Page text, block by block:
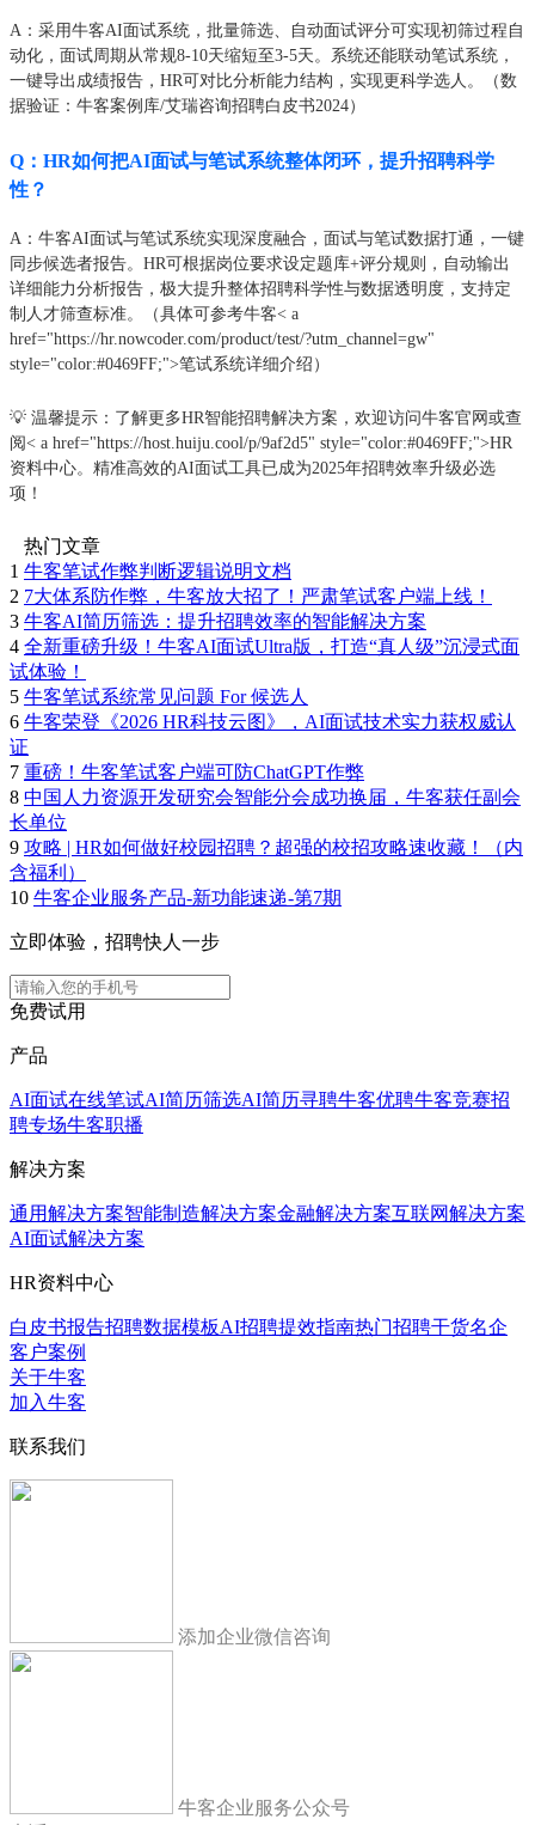
A：采用牛客AI面试系统，批量筛选、自动面试评分可实现初筛过程自
动化，面试周期从常规8-10天缩短至3-5天。系统还能联动笔试系统，
一键导出成绩报告，HR可对比分析能力结构，实现更科学选人。（数
据验证：牛客案例库/艾瑞咨询招聘白皮书2024）
Q：HR如何把AI面试与笔试系统整体闭环，提升招聘科学
性？
A：牛客AI面试与笔试系统实现深度融合，面试与笔试数据打通，一键
同步候选者报告。HR可根据岗位要求设定题库+评分规则，自动输出
详细能力分析报告，极大提升整体招聘科学性与数据透明度，支持定
制人才筛查标准。（具体可参考牛客< a
href="https://hr.nowcoder.com/product/test/?utm_channel=gw"
style="color:#0469FF;">笔试系统详细介绍）
💡 温馨提示：了解更多HR智能招聘解决方案，欢迎访问牛客官网或查
阅< a href="https://host.huiju.cool/p/9af2d5" style="color:#0469FF;">HR
资料中心。精准高效的AI面试工具已成为2025年招聘效率升级必选
项！
热门文章
1 牛客笔试作弊判断逻辑说明文档
2 7大体系防作弊，牛客放大招了！严肃笔试客户端上线！
3 牛客AI简历筛选：提升招聘效率的智能解决方案
4 全新重磅升级！牛客AI面试Ultra版，打造“真人级”沉浸式面
试体验！
5 牛客笔试系统常见问题 For 候选人
6 牛客荣登《2026 HR科技云图》，AI面试技术实力获权威认
证
7 重磅！牛客笔试客户端可防ChatGPT作弊
8 中国人力资源开发研究会智能分会成功换届，牛客获任副会
长单位
9 攻略 | HR如何做好校园招聘？超强的校招攻略速收藏！（内
含福利）
10 牛客企业服务产品-新功能速递-第7期
立即体验，招聘快人一步
免费试用
产品
AI面试在线笔试AI简历筛选AI简历寻聘牛客优聘牛客竞赛招
聘专场牛客职播
解决方案
通用解决方案智能制造解决方案金融解决方案互联网解决方案
AI面试解决方案
HR资料中心
白皮书报告招聘数据模板AI招聘提效指南热门招聘干货名企
客户案例
关于牛客
加入牛客
联系我们
添加企业微信咨询
牛客企业服务公众号